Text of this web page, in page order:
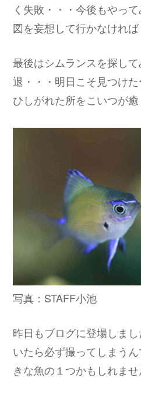
く失敗・・・今後もやっ
図を妄想して行かなければ
最後はシムランスを探し
退・・・明日こそ見つけ
ひしがれた所をこいつが
写真：STAFF小池
昨日もブログに登場しま
いたら必ず撮ってしまう
きな魚の１つかもしれませ